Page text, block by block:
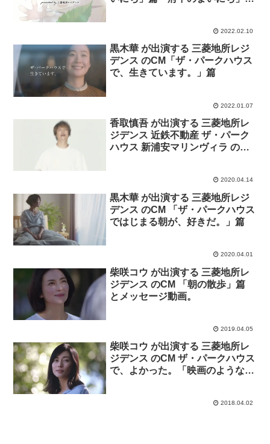
2022.02.10
黒木華 が出演する 三菱地所レジ
デンス のCM「ザ・パークハウス
で、生きています。」篇
2022.01.07
香取慎吾 が出演する 三菱地所レ
ジデンス 近鉄不動産 ザ・パーク
ハウス 新浦安マリンヴィラ のCM
2020.04.14
黒木華 が出演する 三菱地所レジ
デンス のCM 「ザ・パークハウス
ではじまる朝が、好きだ。」篇
2020.04.01
柴咲コウ が出演する 三菱地所レ
ジデンス のCM 「朝の散歩」篇
とメッセージ動画。
2019.04.05
柴咲コウ が出演する 三菱地所レ
ジデンス のCM ザ・パークハウス
で、よかった。「映画のような一
2018.04.02